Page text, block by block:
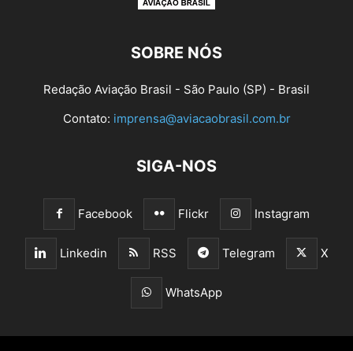
SOBRE NÓS
Redação Aviação Brasil - São Paulo (SP) - Brasil
Contato: imprensa@aviacaobrasil.com.br
SIGA-NOS
Facebook Flickr Instagram
Linkedin RSS Telegram X
WhatsApp